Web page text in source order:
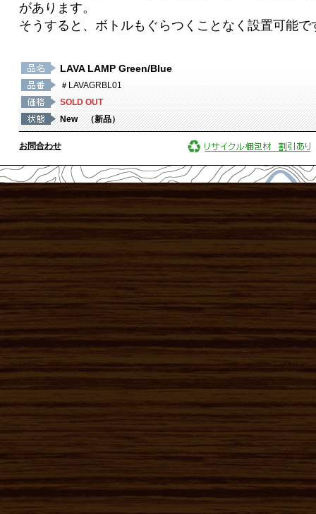
があります。
そうすると、ボトルもぐらつくことなく設置可能で
LAVA LAMP Green/Blue
＃LAVAGRBL01
SOLD OUT
New （新品）
お問合わせ